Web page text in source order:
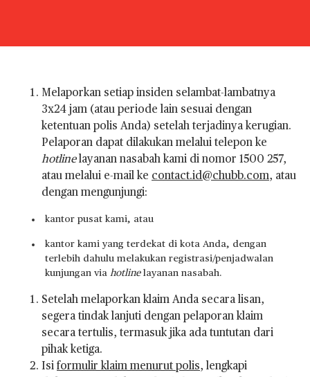
Melaporkan setiap insiden selambat-lambatnya
3x24 jam (atau periode lain sesuai dengan
ketentuan polis Anda) setelah terjadinya kerugian.
Pelaporan dapat dilakukan melalui telepon ke
hotlinelayanan nasabah kami di nomor 1500 257,
atau melalui e-mail ke contact.id@chubb.com, atau
dengan mengunjungi:
kantor pusat kami, atau
kantor kami yang terdekat di kota Anda, dengan
terlebih dahulu melakukan registrasi/penjadwalan
kunjungan via hotlinelayanan nasabah.
Setelah melaporkan klaim Anda secara lisan,
segera tindak lanjuti dengan pelaporan klaim
secara tertulis, termasuk jika ada tuntutan dari
pihak ketiga.
Isi formulir klaim menurut polis, lengkapi